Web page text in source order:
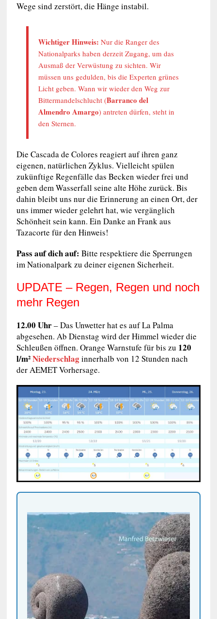
Wege sind zerstört, die Hänge instabil.
Wichtiger Hinweis: Nur die Ranger des
Nationalparks haben derzeit Zugang, um das
Ausmaß der Verwüstung zu sichten. Wir
müssen uns gedulden, bis die Experten grünes
Licht geben. Wann wir wieder den Weg zur
Bittermandelschlucht (Barranco del
Almendro Amargo) antreten dürfen, steht in
den Sternen.
Die Cascada de Colores reagiert auf ihren ganz
eigenen, natürlichen Zyklus. Vielleicht spülen
zukünftige Regenfälle das Becken wieder frei und
geben dem Wasserfall seine alte Höhe zurück. Bis
dahin bleibt uns nur die Erinnerung an einen Ort, der
uns immer wieder gelehrt hat, wie vergänglich
Schönheit sein kann. Ein Danke an Frank aus
Tazacorte für den Hinweis!
Pass auf dich auf: Bitte respektiere die Sperrungen
im Nationalpark zu deiner eigenen Sicherheit.
UPDATE – Regen, Regen und noch
mehr Regen
12.00 Uhr– Das Unwetter hat es auf La Palma
abgesehen. Ab Dienstag wird der Himmel wieder die
Schleußen öffnen. Orange Warnstufe für bis zu 120
l/m²Niederschlaginnerhalb von 12 Stunden nach
der AEMET Vorhersage.